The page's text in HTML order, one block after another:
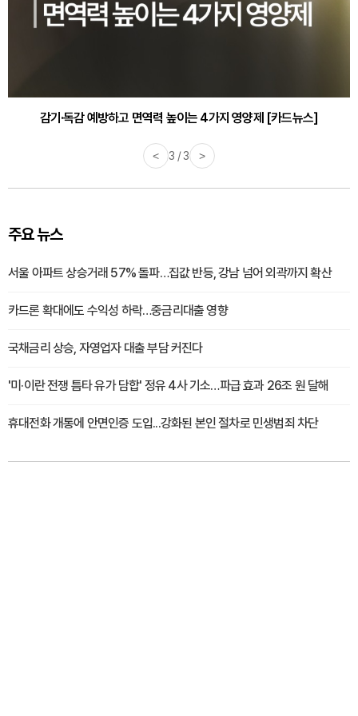
감기·독감 예방하고 면역력 높이는 4가지 영양제 [카드뉴스]
< 3 / 3 >
주요 뉴스
서울 아파트 상승거래 57% 돌파…집값 반등, 강남 넘어 외곽까지 확산
카드론 확대에도 수익성 하락…중금리대출 영향
국채금리 상승, 자영업자 대출 부담 커진다
'미·이란 전쟁 틈타 유가 담합' 정유 4사 기소…파급 효과 26조 원 달해
휴대전화 개통에 안면인증 도입...강화된 본인 절차로 민생범죄 차단